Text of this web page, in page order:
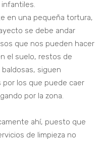
en una pequeña tortura,
se debe andar
que nos pueden hacer
el suelo, restos de
siguen
los que puede caer
por la zona.
ahí, puesto que
de limpieza no